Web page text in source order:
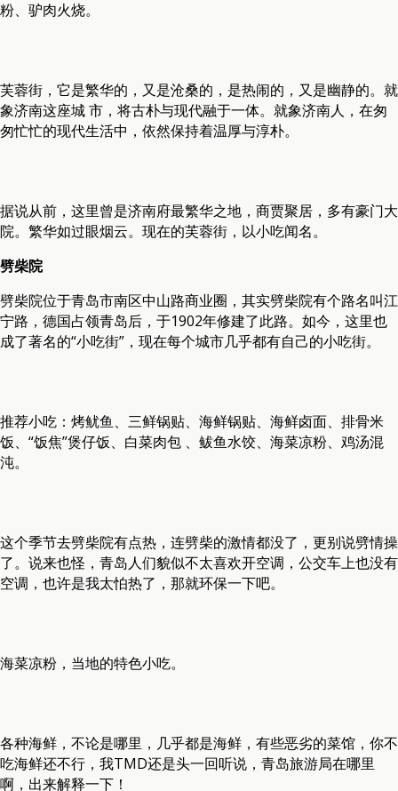
粉、驴肉火烧。
芙蓉街，它是繁华的，又是沧桑的，是热闹的，又是幽静的。就
象济南这座城 市，将古朴与现代融于一体。就象济南人，在匆
匆忙忙的现代生活中，依然保持着温厚与淳朴。
据说从前，这里曾是济南府最繁华之地，商贾聚居，多有豪门大
院。繁华如过眼烟云。现在的芙蓉街，以小吃闻名。
劈柴院
劈柴院位于青岛市南区中山路商业圈，其实劈柴院有个路名叫江
宁路，德国占领青岛后，于1902年修建了此路。如今，这里也
成了著名的“小吃街”，现在每个城市几乎都有自己的小吃街。
推荐小吃：烤鱿鱼、三鲜锅贴、海鲜锅贴、海鲜卤面、排骨米
饭、“饭焦”煲仔饭、白菜肉包 、鲅鱼水饺、海菜凉粉、鸡汤混
沌。
这个季节去劈柴院有点热，连劈柴的激情都没了，更别说劈情操
了。说来也怪，青岛人们貌似不太喜欢开空调，公交车上也没有
空调，也许是我太怕热了，那就环保一下吧。
海菜凉粉，当地的特色小吃。
各种海鲜，不论是哪里，几乎都是海鲜，有些恶劣的菜馆，你不
吃海鲜还不行，我TMD还是头一回听说，青岛旅游局在哪里
啊，出来解释一下！